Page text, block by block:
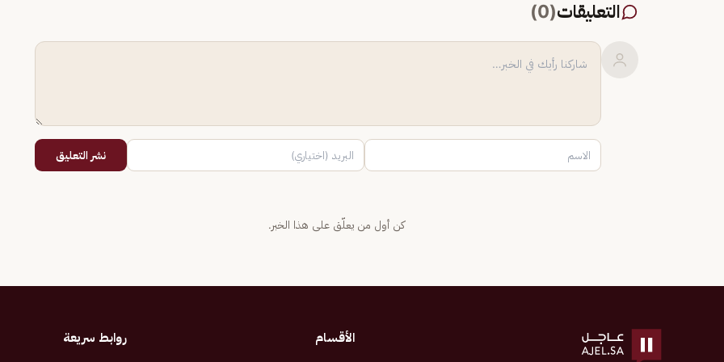
التعليقات(
0
)
نشر التعليق
كن أول من يعلّق على هذا الخبر.
الأقسام روابط سريعة